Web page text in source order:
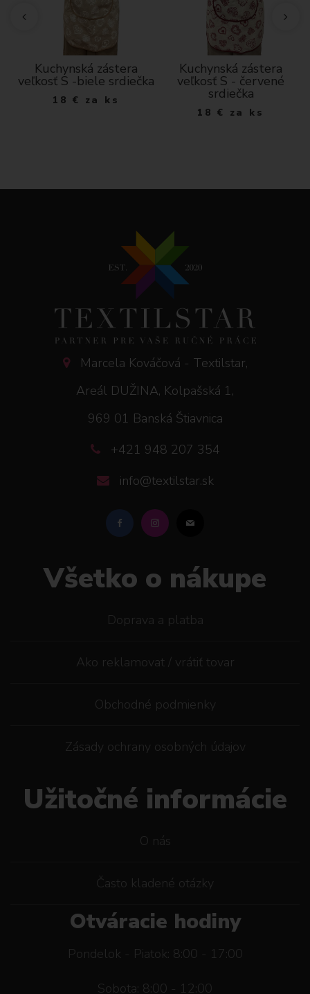
Kuchynská zástera
veľkosť S -biele srdiečka
18 € za ks
Kuchynská zástera
veľkosť S - červené
srdiečka
18 € za ks
Marcela Kováčová - Textilstar,
Areál DUŽINA, Kolpašská 1,
969 01 Banská Štiavnica
+421 948 207 354
info@textilstar.sk
Všetko o nákupe
Doprava a platba
Ako reklamovat / vrátiť tovar
Obchodné podmienky
Zásady ochrany osobných údajov
Užitočné informácie
O nás
Často kladené otázky
Otváracie hodiny
Pondelok - Piatok: 8:00 - 17:00
Sobota: 8:00 - 12:00